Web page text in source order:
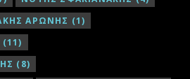
ΑΡΩΝΗΣ (1)
(11)
(8)